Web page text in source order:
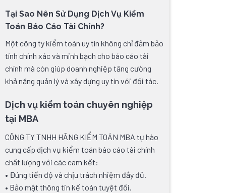
Tại Sao Nên Sử Dụng Dịch Vụ Kiểm
Toán Báo Cáo Tài Chính?
Một công ty kiểm toán uy tín không chỉ đảm bảo
tính chính xác và minh bạch cho báo cáo tài
chính mà còn giúp doanh nghiệp tăng cường
khả năng quản lý và xây dựng uy tín với đối tác.
Dịch vụ kiểm toán chuyên nghiệp
tại MBA
CÔNG TY TNHH HÃNG KIỂM TOÁN MBA tự hào
cung cấp dịch vụ kiểm toán báo cáo tài chính
chất lượng với các cam kết:
• Đúng tiến độ và chịu trách nhiệm đầy đủ.
• Bảo mật thông tin kế toán tuyệt đối.